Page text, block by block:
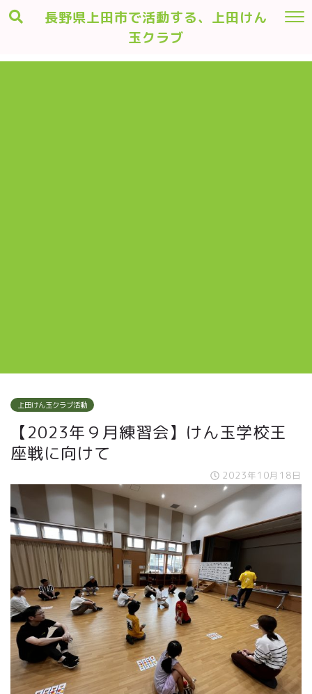
長野県上田市で活動する、上田けん
玉クラブ
上田けん玉クラブ活動
【2023年９月練習会】けん玉学校王
座戦に向けて
2023年10月18日